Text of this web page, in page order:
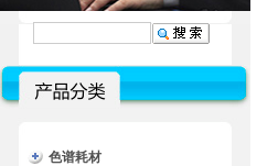
色谱耗材